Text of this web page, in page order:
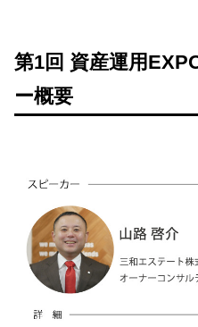
第1回 資産運用
ー概要